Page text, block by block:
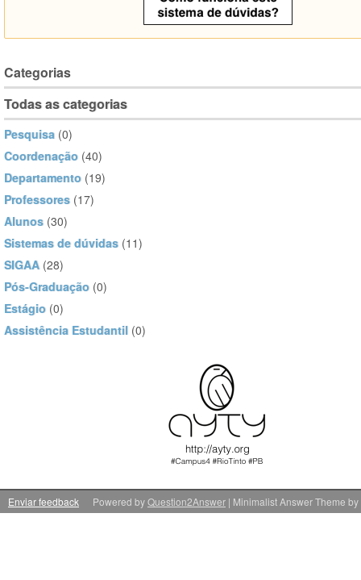
Categorias
Todas as categorias
Pesquisa (0)
Coordenação (40)
Departamento (19)
Professores (17)
Alunos (30)
Sistemas de dúvidas (11)
SIGAA (28)
Pós-Graduação (0)
Estágio (0)
Assistência Estudantil (0)
Enviar feedback | Minimalist Answer Theme by
Powered byQuestion2Answer